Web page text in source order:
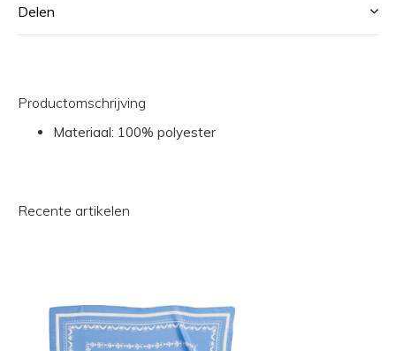
Delen
Productomschrijving
Materiaal: 100% polyester
Recente artikelen